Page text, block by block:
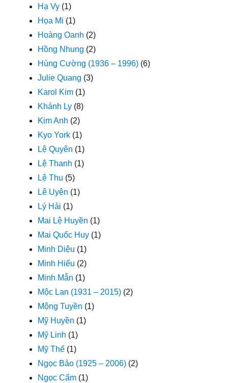
Hạ Vy (1)
Họa Mi (1)
Hoàng Oanh (2)
Hồng Nhung (2)
Hùng Cường (1936 – 1996) (6)
Julie Quang (3)
Karol Kim (1)
Khánh Ly (8)
Kim Anh (2)
Kyo York (1)
Lệ Quyên (1)
Lệ Thanh (1)
Lệ Thu (5)
Lê Uyên (1)
Lý Hải (1)
Mai Lệ Huyền (1)
Mai Quốc Huy (1)
Minh Diệu (1)
Minh Hiếu (2)
Minh Mẫn (1)
Mộc Lan (1931 – 2015) (2)
Mộng Tuyền (1)
Mỹ Huyền (1)
Mỹ Linh (1)
Mỹ Thể (1)
Ngọc Bảo (1925 – 2006) (2)
Ngọc Cẩm (1)